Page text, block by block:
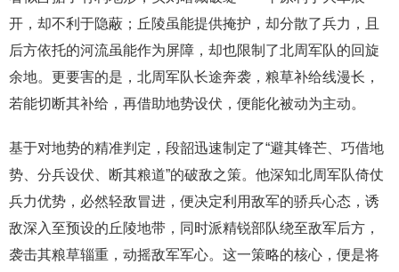
开，却不利于隐蔽；丘陵虽能提供掩护，却分散了兵力，且
后方依托的河流虽能作为屏障，却也限制了北周军队的回旋
余地。更要害的是，北周军队长途奔袭，粮草补给线漫长，
若能切断其补给，再借助地势设伏，便能化被动为主动。
基于对地势的精准判定，段韶迅速制定了“避其锋芒、巧借地
势、分兵设伏、断其粮道”的破敌之策。他深知北周军队倚仗
兵力优势，必然轻敌冒进，便决定利用敌军的骄兵心态，诱
敌深入至预设的丘陵地带，同时派精锐部队绕至敌军后方，
袭击其粮草辎重，动摇敌军军心。这一策略的核心，便是将